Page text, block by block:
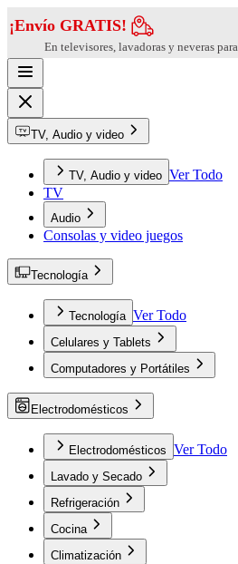
¡Envío GRATIS!
En televisores, lavadoras y neveras para
TV, Audio y video
TV, Audio y video Ver Todo
TV
Audio
Consolas y video juegos
Tecnología
Tecnología Ver Todo
Celulares y Tablets
Computadores y Portátiles
Electrodomésticos
Electrodomésticos Ver Todo
Lavado y Secado
Refrigeración
Cocina
Climatización